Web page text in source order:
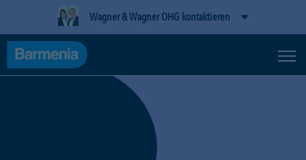
Wagner & Wagner OHG kontaktieren